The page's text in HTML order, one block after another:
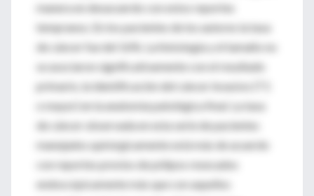
manera en desacuerdo con estos reportes
tempranos. En los pacientes de los autores la tasa
de cáncer fue del 16%. La histología y el tamaño no
se asociaron significativamente con el resultado
primario, la identificación del cáncer invasivo (T1
o mayor) en la anatomía patológica final. La tasa
de cáncer observada en esta serie de pacientes
manejados quirúrgicamente está más de acuerdo
con reportes previos de pólipos resecados
endoscópicamente más que con aquellos